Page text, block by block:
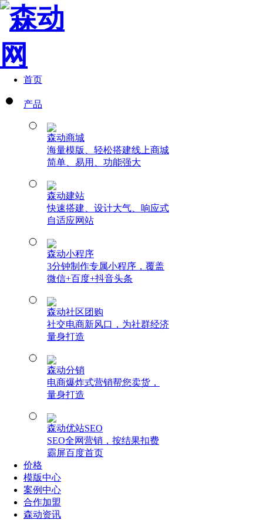
首页
产品
森动商城
海量模版、轻松搭建线上商城
简单、易用、功能强大
森动建站
快速搭建、设计大气、响应式
自适应网站
森动小程序
3分钟制作专属小程序，覆盖
微信+百度+抖音头条
森动社区团购
社交电商新风口，为社群经济
量身打造
森动分销
电商爆炸式营销帮您卖货，
量身打造
森动优站SEO
SEO全网营销，按结果扣费
霸屏百度首页
价格
模版中心
案例中心
合作加盟
森动资讯